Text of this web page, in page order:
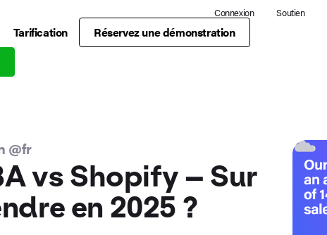
Connexion Soutien
Tarification
Réservez une démonstration
@fr
vs Shopify – Sur
en 2025 ?